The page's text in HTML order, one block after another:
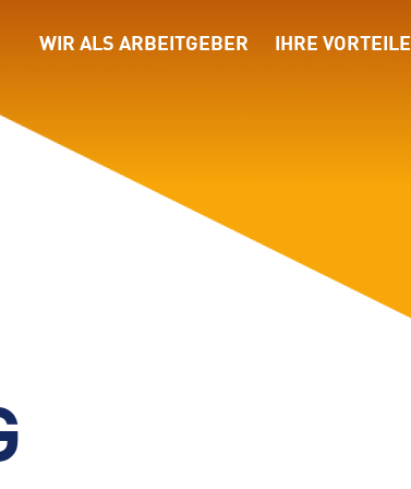
WIR ALS ARBEITGEBER IHRE VORTEILE